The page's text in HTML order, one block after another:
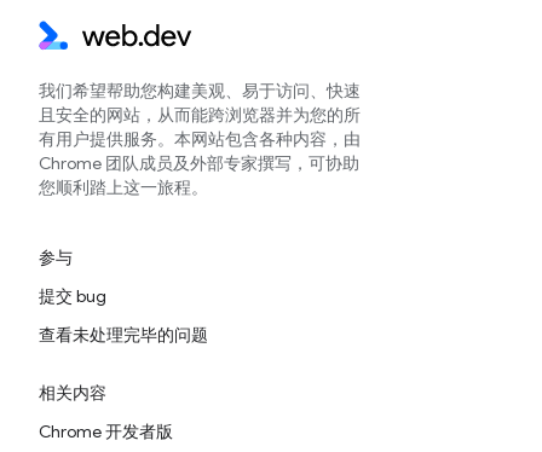
我们希望帮助您构建美观、易于访问、快速
且安全的网站，从而能跨浏览器并为您的所
有用户提供服务。本网站包含各种内容，由
Chrome 团队成员及外部专家撰写，可协助
您顺利踏上这一旅程。
参与
提交 bug
查看未处理完毕的问题
相关内容
Chrome 开发者版